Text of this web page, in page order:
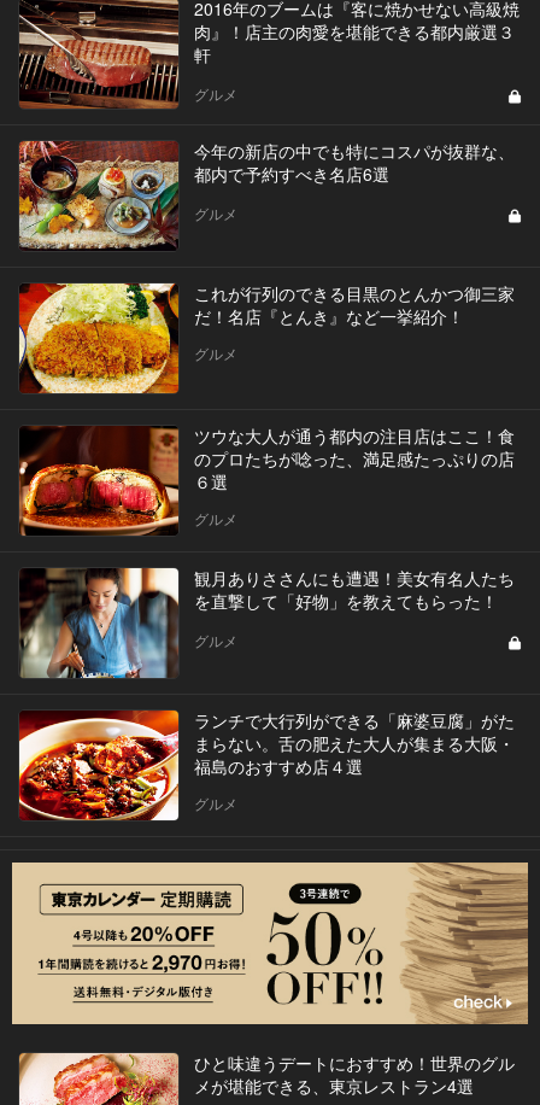
2016年のブームは『客に焼かせない高級焼
肉』！店主の肉愛を堪能できる都内厳選３
軒
グルメ
今年の新店の中でも特にコスパが抜群な、
都内で予約すべき名店6選
グルメ
これが行列のできる目黒のとんかつ御三家
だ！名店『とんき』など一挙紹介！
グルメ
ツウな大人が通う都内の注目店はここ！食
のプロたちが唸った、満足感たっぷりの店
６選
グルメ
観月ありささんにも遭遇！美女有名人たち
を直撃して「好物」を教えてもらった！
グルメ
ランチで大行列ができる「麻婆豆腐」がた
まらない。舌の肥えた大人が集まる大阪・
福島のおすすめ店４選
グルメ
ひと味違うデートにおすすめ！世界のグル
メが堪能できる、東京レストラン4選